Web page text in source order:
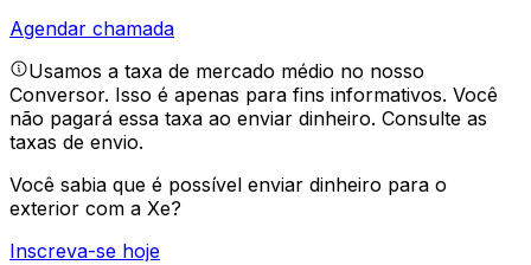
Agendar chamada
Usamos a taxa de mercado médio no nosso
Conversor. Isso é apenas para fins informativos. Você
não pagará essa taxa ao enviar dinheiro. Consulte as
taxas de envio.
Você sabia que é possível enviar dinheiro para o
exterior com a Xe?
Inscreva-se hoje